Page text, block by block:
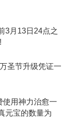
月13日24点之
圣节升级凭证一
用神力治愈一
元宝的数量为